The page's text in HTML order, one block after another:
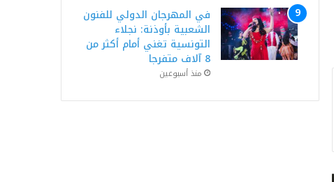
في المهرجان الدولي للفنون
الشعبية بأوذنة: نجلاء
التونسية تغني أمام أكثر من
8 آلاف متفرجا
منذ أسبوعين